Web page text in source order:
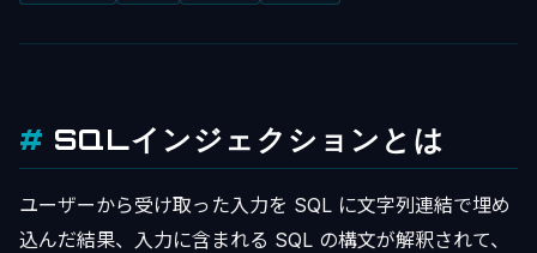
SQLインジェクションとは
ユーザーから受け取った入力を SQL に文字列連結で埋め
込んだ結果、入力に含まれる SQL の構文が解釈されて、